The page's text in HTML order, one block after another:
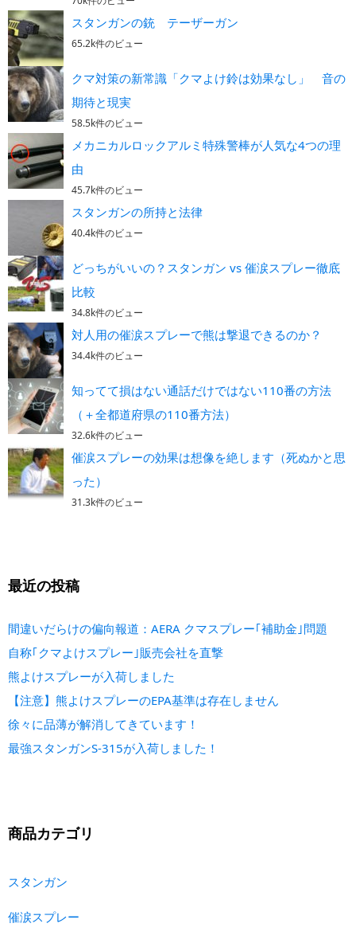
スタンガンの銃 テーザーガン
65.2k件のビュー
クマ対策の新常識「クマよけ鈴は効果なし」 音の
期待と現実
58.5k件のビュー
メカニカルロックアルミ特殊警棒が人気な4つの理
由
45.7k件のビュー
スタンガンの所持と法律
40.4k件のビュー
どっちがいいの？スタンガン vs 催涙スプレー徹底
比較
34.8k件のビュー
対人用の催涙スプレーで熊は撃退できるのか？
34.4k件のビュー
知ってて損はない通話だけではない110番の方法
（＋全都道府県の110番方法）
32.6k件のビュー
催涙スプレーの効果は想像を絶します（死ぬかと思
った）
31.3k件のビュー
最近の投稿
間違いだらけの偏向報道：AERA クマスプレー｢補助金｣問題
自称｢クマよけスプレー｣販売会社を直撃
熊よけスプレーが入荷しました
【注意】熊よけスプレーのEPA基準は存在しません
徐々に品薄が解消してきています！
最強スタンガンS-315が入荷しました！
商品カテゴリ
スタンガン
催涙スプレー